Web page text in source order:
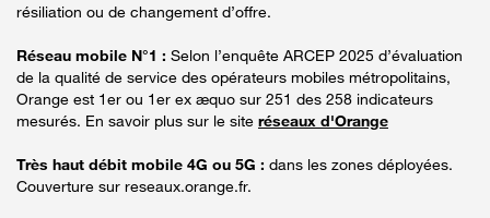
résiliation ou de changement d’offre.
Réseau mobile N°1 : Selon l’enquête ARCEP 2025 d’évaluation
de la qualité de service des opérateurs mobiles métropolitains,
Orange est 1er ou 1er ex æquo sur 251 des 258 indicateurs
mesurés. En savoir plus sur le site réseaux d'Orange
Très haut débit mobile 4G ou 5G : dans les zones déployées.
Couverture sur reseaux.orange.fr.